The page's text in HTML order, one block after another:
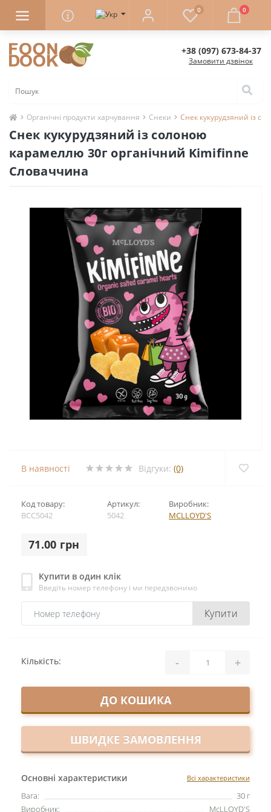
0 0
+38 (097) 673-84-37
Замовити дзвінок
Органічні продукти харчування Снеки Снек кукурудзяний із
Снек кукурудзяний із солоною
карамеллю 30г органічний Kimifinne
Словаччина
В наявності Відгуки: (0)
Код товару:
BCC5042
Артикул:
5042
Виробник:
MCLLOYD'S
71.00 грн
Купити в один клік
Введіть номер телефону і ми передзвонимо
Купити
Основні характеристики Всі характеристики
Вага:
30 г
Виробник:
McLLOYD'S
Кількість: - +
ДО КОШИКА
ШВИДКЕ ЗАМОВЛЕННЯ